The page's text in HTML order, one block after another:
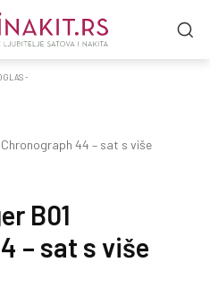
-
44 – sat s više
B01
– sat s više